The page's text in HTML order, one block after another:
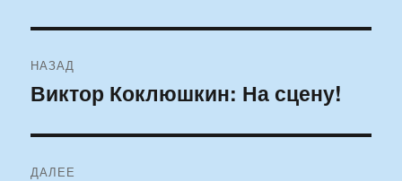
по
НАЗАД
Предыдущая
Виктор Коклюшкин: На сцену!
ДАЛЕЕ